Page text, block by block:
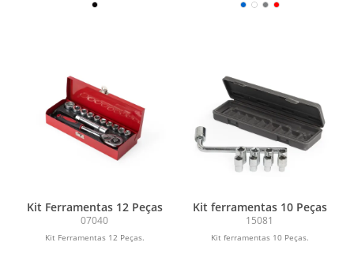
Kit Ferramentas 12 Peças
07040
Kit Ferramentas 12 Peças.
Kit ferramentas 10 Peças
15081
Kit ferramentas 10 Peças.